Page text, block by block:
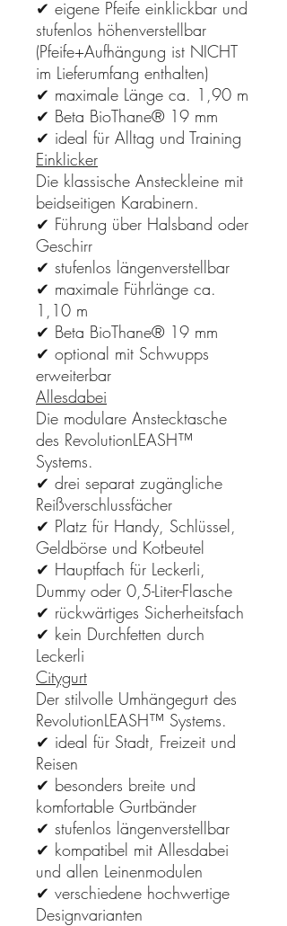
✔ eigene Pfeife einklickbar und
stufenlos höhenverstellbar
(Pfeife+Aufhängung ist NICHT
im Lieferumfang enthalten)
✔ maximale Länge ca. 1,90 m
✔ Beta BioThane® 19 mm
✔ ideal für Alltag und Training
Einklicker
Die klassische Ansteckleine mit
beidseitigen Karabinern.
✔ Führung über Halsband oder
Geschirr
✔ stufenlos längenverstellbar
✔ maximale Führlänge ca.
1,10 m
✔ Beta BioThane® 19 mm
✔ optional mit Schwupps
erweiterbar
Allesdabei
Die modulare Anstecktasche
des RevolutionLEASH™
Systems.
✔ drei separat zugängliche
Reißverschlussfächer
✔ Platz für Handy, Schlüssel,
Geldbörse und Kotbeutel
✔ Hauptfach für Leckerli,
Dummy oder 0,5-Liter-Flasche
✔ rückwärtiges Sicherheitsfach
✔ kein Durchfetten durch
Leckerli
Citygurt
Der stilvolle Umhängegurt des
RevolutionLEASH™ Systems.
✔ ideal für Stadt, Freizeit und
Reisen
✔ besonders breite und
komfortable Gurtbänder
✔ stufenlos längenverstellbar
✔ kompatibel mit Allesdabei
und allen Leinenmodulen
✔ verschiedene hochwertige
Designvarianten